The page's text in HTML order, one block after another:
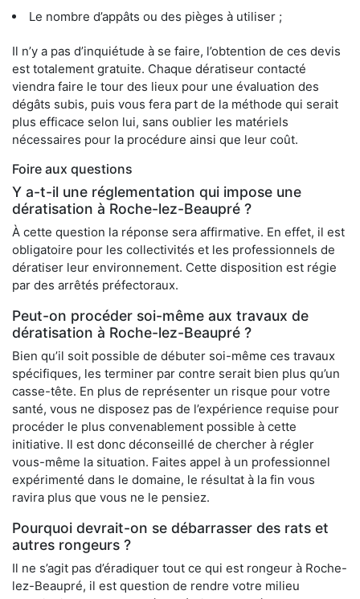
Le nombre d’appâts ou des pièges à utiliser ;
Il n’y a pas d’inquiétude à se faire, l’obtention de ces devis
est totalement gratuite. Chaque dératiseur contacté
viendra faire le tour des lieux pour une évaluation des
dégâts subis, puis vous fera part de la méthode qui serait
plus efficace selon lui, sans oublier les matériels
nécessaires pour la procédure ainsi que leur coût.
Foire aux questions
Y a-t-il une réglementation qui impose une
dératisation à Roche-lez-Beaupré ?
À cette question la réponse sera affirmative. En effet, il est
obligatoire pour les collectivités et les professionnels de
dératiser leur environnement. Cette disposition est régie
par des arrêtés préfectoraux.
Peut-on procéder soi-même aux travaux de
dératisation à Roche-lez-Beaupré ?
Bien qu’il soit possible de débuter soi-même ces travaux
spécifiques, les terminer par contre serait bien plus qu’un
casse-tête. En plus de représenter un risque pour votre
santé, vous ne disposez pas de l’expérience requise pour
procéder le plus convenablement possible à cette
initiative. Il est donc déconseillé de chercher à régler
vous-même la situation. Faites appel à un professionnel
expérimenté dans le domaine, le résultat à la fin vous
ravira plus que vous ne le pensiez.
Pourquoi devrait-on se débarrasser des rats et
autres rongeurs ?
Il ne s’agit pas d’éradiquer tout ce qui est rongeur à Roche-
lez-Beaupré, il est question de rendre votre milieu